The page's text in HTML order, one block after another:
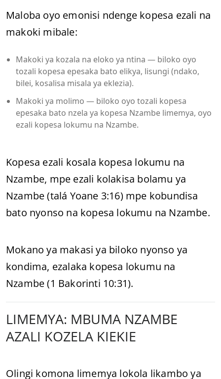
Maloba oyo emonisi ndenge kopesa ezali na
makoki mibale:
Makoki ya kozala na eloko ya ntina — biloko oyo
tozali kopesa epesaka bato elikya, lisungi (ndako,
bilei, kosalisa misala ya eklezia).
Makoki ya molimo — biloko oyo tozali kopesa
epesaka bato nzela ya kopesa Nzambe limemya, oyo
ezali kopesa lokumu na Nzambe.
Kopesa ezali kosala kopesa lokumu na
Nzambe, mpe ezali kolakisa bolamu ya
Nzambe (talá Yoane 3:16) mpe kobundisa
bato nyonso na kopesa lokumu na Nzambe.
Mokano ya makasi ya biloko nyonso ya
kondima, ezalaka kopesa lokumu na
Nzambe (1 Bakorinti 10:31).
LIMEMYA: MBUMA NZAMBE
AZALI KOZELA KIEKIE
Olingi komona limemya lokola likambo ya